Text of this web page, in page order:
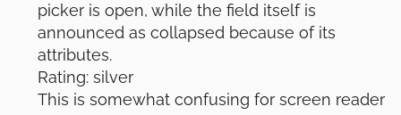
picker is open, while the field itself is
announced as collapsed because of its
attributes.
Rating: silver
This is somewhat confusing for screen reader